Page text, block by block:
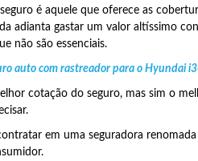
é aquele que oferece as
adianta gastar um valor altíssimo
não são essenciais.
auto com rastreador para o Hyundai
cotação do seguro, mas sim o
em uma seguradora